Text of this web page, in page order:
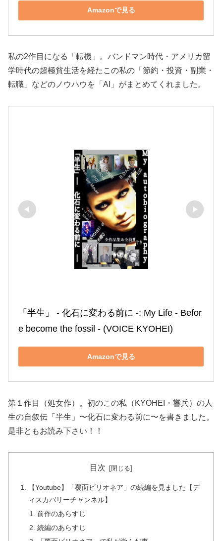
Amazonで見る
私の2作目になる「転機」。バンドマン時代・アメリカ留
学時代の超極貧生活を経たこの私の「節約・投資・副業・
転職」などのノウハウを「AI」がまとめてくれました。
「半生」 ‐ 化石に変わる前に ‐: My Life ‐ Befor
e become the fossil ‐ (VOICE KYOHEI)
Amazonで見る
第１作目（処女作）。初のこの私（KYOHEI・響兵）の人
生の自叙伝「半生」〜化石に変わる前に〜を書きました。
是非ともお読み下さい！！
目次
【Youtube】「覆面ビリオネア」の続編を見ました【デ
ィスカバリーチャンネル】
前作のあらすじ
続編のあらすじ